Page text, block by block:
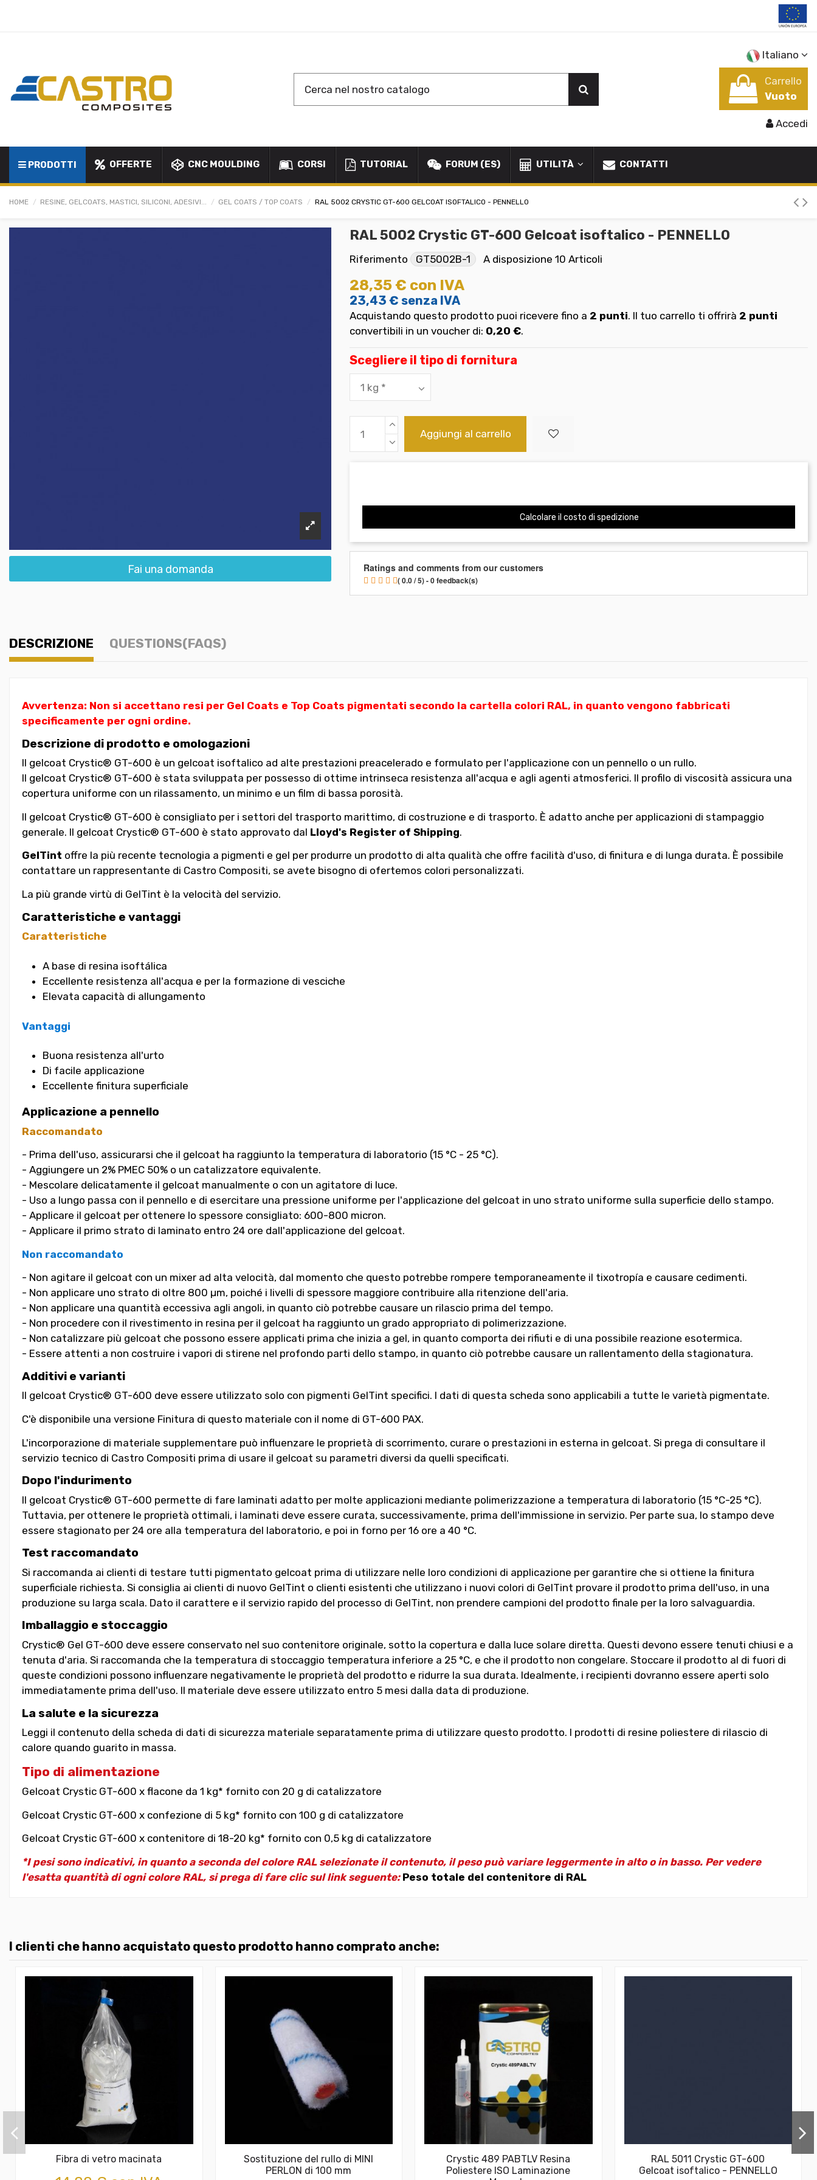
Italiano
Carrello
Vuoto
Accedi
PRODOTTI OFFERTE CNC MOULDING CORSI TUTORIAL FORUM (ES) UTILITÀ CONTATTI
HOME RESINE, GELCOATS, MASTICI, SILICONI, ADESIVI... GEL COATS / TOP COATS RAL 5002 CRYSTIC GT-600 GELCOAT ISOFTALICO - PENNELLO
Fai una domanda
RAL 5002 Crystic GT-600 Gelcoat isoftalico - PENNELLO
Riferimento GT5002B-1 A disposizione 10 Articoli
28,35 € con IVA
23,43 € senza IVA
Acquistando questo prodotto puoi ricevere fino a 2 punti. Il tuo carrello ti offrirà 2 punti
convertibili in un voucher di: 0,20 €.
Scegliere il tipo di fornitura
Aggiungi al carrello
Calcolare il costo di spedizione
Ratings and comments from our customers
( 0.0 / 5) - 0 feedback(s)
DESCRIZIONE QUESTIONS(FAQS)
Avvertenza: Non si accettano resi per Gel Coats e Top Coats pigmentati secondo la cartella colori RAL, in quanto vengono fabbricati
specificamente per ogni ordine.
Descrizione di prodotto e omologazioni
Il gelcoat Crystic® GT-600 è un gelcoat isoftalico ad alte prestazioni preacelerado e formulato per l'applicazione con un pennello o un rullo.
Il gelcoat Crystic® GT-600 è stata sviluppata per possesso di ottime intrinseca resistenza all'acqua e agli agenti atmosferici. Il profilo di viscosità assicura una
copertura uniforme con un rilassamento, un minimo e un film di bassa porosità.
Il gelcoat Crystic® GT-600 è consigliato per i settori del trasporto marittimo, di costruzione e di trasporto. È adatto anche per applicazioni di stampaggio
generale. Il gelcoat Crystic® GT-600 è stato approvato dal Lloyd's Register of Shipping.
GelTint offre la più recente tecnologia a pigmenti e gel per produrre un prodotto di alta qualità che offre facilità d'uso, di finitura e di lunga durata. È possibile
contattare un rappresentante di Castro Compositi, se avete bisogno di ofertemos colori personalizzati.
La più grande virtù di GelTint è la velocità del servizio.
Caratteristiche e vantaggi
Caratteristiche
A base di resina isoftálica
Eccellente resistenza all'acqua e per la formazione di vesciche
Elevata capacità di allungamento
Vantaggi
Buona resistenza all'urto
Di facile applicazione
Eccellente finitura superficiale
Applicazione a pennello
Raccomandato
- Prima dell'uso, assicurarsi che il gelcoat ha raggiunto la temperatura di laboratorio (15 °C - 25 °C).
- Aggiungere un 2% PMEC 50% o un catalizzatore equivalente.
- Mescolare delicatamente il gelcoat manualmente o con un agitatore di luce.
- Uso a lungo passa con il pennello e di esercitare una pressione uniforme per l'applicazione del gelcoat in uno strato uniforme sulla superficie dello stampo.
- Applicare il gelcoat per ottenere lo spessore consigliato: 600-800 micron.
- Applicare il primo strato di laminato entro 24 ore dall'applicazione del gelcoat.
Non raccomandato
- Non agitare il gelcoat con un mixer ad alta velocità, dal momento che questo potrebbe rompere temporaneamente il tixotropía e causare cedimenti.
- Non applicare uno strato di oltre 800 µm, poiché i livelli di spessore maggiore contribuire alla ritenzione dell'aria.
- Non applicare una quantità eccessiva agli angoli, in quanto ciò potrebbe causare un rilascio prima del tempo.
- Non procedere con il rivestimento in resina per il gelcoat ha raggiunto un grado appropriato di polimerizzazione.
- Non catalizzare più gelcoat che possono essere applicati prima che inizia a gel, in quanto comporta dei rifiuti e di una possibile reazione esotermica.
- Essere attenti a non costruire i vapori di stirene nel profondo parti dello stampo, in quanto ciò potrebbe causare un rallentamento della stagionatura.
Additivi e varianti
Il gelcoat Crystic® GT-600 deve essere utilizzato solo con pigmenti GelTint specifici. I dati di questa scheda sono applicabili a tutte le varietà pigmentate.
C'è disponibile una versione Finitura di questo materiale con il nome di GT-600 PAX.
L'incorporazione di materiale supplementare può influenzare le proprietà di scorrimento, curare o prestazioni in esterna in gelcoat. Si prega di consultare il
servizio tecnico di Castro Compositi prima di usare il gelcoat su parametri diversi da quelli specificati.
Dopo l'indurimento
Il gelcoat Crystic® GT-600 permette di fare laminati adatto per molte applicazioni mediante polimerizzazione a temperatura di laboratorio (15 °C-25 °C).
Tuttavia, per ottenere le proprietà ottimali, i laminati deve essere curata, successivamente, prima dell'immissione in servizio. Per parte sua, lo stampo deve
essere stagionato per 24 ore alla temperatura del laboratorio, e poi in forno per 16 ore a 40 °C.
Test raccomandato
Si raccomanda ai clienti di testare tutti pigmentato gelcoat prima di utilizzare nelle loro condizioni di applicazione per garantire che si ottiene la finitura
superficiale richiesta. Si consiglia ai clienti di nuovo GelTint o clienti esistenti che utilizzano i nuovi colori di GelTint provare il prodotto prima dell'uso, in una
produzione su larga scala. Dato il carattere e il servizio rapido del processo di GelTint, non prendere campioni del prodotto finale per la loro salvaguardia.
Imballaggio e stoccaggio
Crystic® Gel GT-600 deve essere conservato nel suo contenitore originale, sotto la copertura e dalla luce solare diretta. Questi devono essere tenuti chiusi e a
tenuta d'aria. Si raccomanda che la temperatura di stoccaggio temperatura inferiore a 25 °C, e che il prodotto non congelare. Stoccare il prodotto al di fuori di
queste condizioni possono influenzare negativamente le proprietà del prodotto e ridurre la sua durata. Idealmente, i recipienti dovranno essere aperti solo
immediatamente prima dell'uso. Il materiale deve essere utilizzato entro 5 mesi dalla data di produzione.
La salute e la sicurezza
Leggi il contenuto della scheda di dati di sicurezza materiale separatamente prima di utilizzare questo prodotto. I prodotti di resine poliestere di rilascio di
calore quando guarito in massa.
Tipo di alimentazione
Gelcoat Crystic GT-600 x flacone da 1 kg* fornito con 20 g di catalizzatore
Gelcoat Crystic GT-600 x confezione di 5 kg* fornito con 100 g di catalizzatore
Gelcoat Crystic GT-600 x contenitore di 18-20 kg* fornito con 0,5 kg di catalizzatore
*I pesi sono indicativi, in quanto a seconda del colore RAL selezionate il contenuto, il peso può variare leggermente in alto o in basso. Per vedere
l'esatta quantità di ogni colore RAL, si prega di fare clic sul link seguente: Peso totale del contenitore di RAL
I clienti che hanno acquistato questo prodotto hanno comprato anche:
Fibra di vetro macinata
Sostituzione del rullo di MINI
PERLON di 100 mm
Crystic 489 PABTLV Resina
Poliestere ISO Laminazione
RAL 5011 Crystic GT-600
Gelcoat isoftalico - PENNELLO